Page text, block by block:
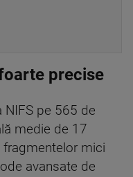
precise
pe 565 de
medie de 17
fragmentelor mici
avansate de